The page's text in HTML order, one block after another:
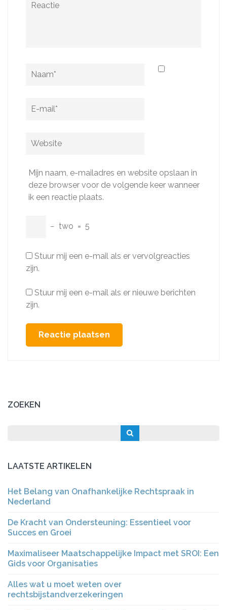
Naam
E-
Website
Mijn naam, e-mailadres en website opslaan in
deze browser voor de volgende keer wanneer
ik een reactie plaats.
− two = 5
Stuur mij een e-mail als er vervolgreacties
zijn.
Stuur mij een e-mail als er nieuwe berichten
zijn.
ZOEKEN
LAATSTE ARTIKELEN
Het Belang van Onafhankelijke Rechtspraak in
Nederland
De Kracht van Ondersteuning: Essentieel voor
Succes en Groei
Maximaliseer Maatschappelijke Impact met SROI: Een
Gids voor Organisaties
Alles wat u moet weten over
rechtsbijstandverzekeringen